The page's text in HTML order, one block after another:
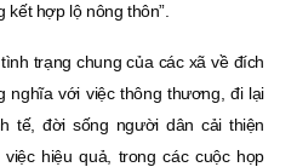
hợp lộ nông thôn”.
trạng chung của các xã về đích
nghĩa với việc thông thương, đi lại
tế, đời sống người dân cải thiện
hiệu quả, trong các cuộc họp